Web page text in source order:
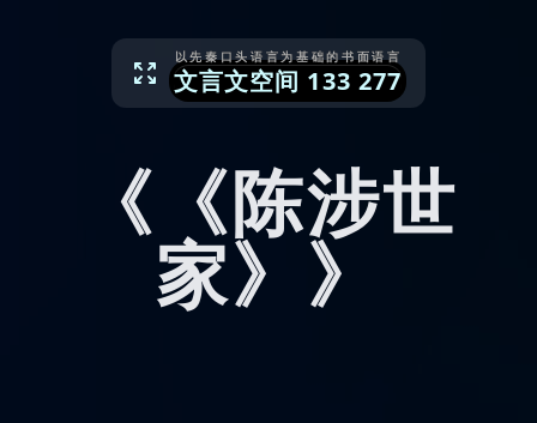
文言文空间 133 277
以先秦口头语言为基础的书面语言
《《陈涉世
家》》